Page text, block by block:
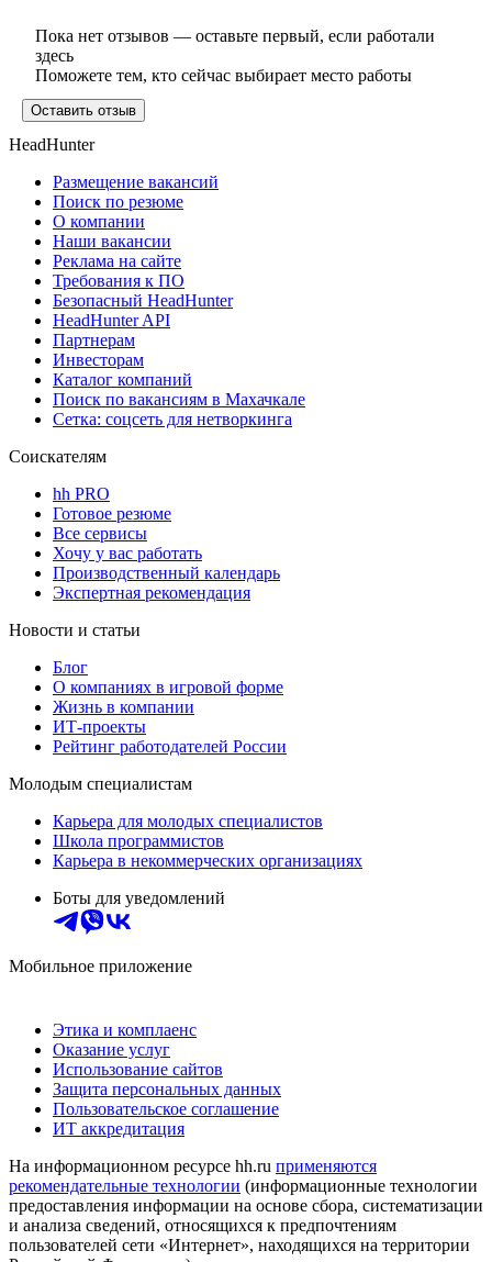
Пока нет отзывов — оставьте первый, если работали
здесь
Поможете тем, кто сейчас выбирает место работы
Оставить отзыв
HeadHunter
Размещение вакансий
Поиск по резюме
О компании
Наши вакансии
Реклама на сайте
Требования к ПО
Безопасный HeadHunter
HeadHunter API
Партнерам
Инвесторам
Каталог компаний
Поиск по вакансиям в Махачкале
Сетка: соцсеть для нетворкинга
Соискателям
hh PRO
Готовое резюме
Все сервисы
Хочу у вас работать
Производственный календарь
Экспертная рекомендация
Новости и статьи
Блог
О компаниях в игровой форме
Жизнь в компании
ИТ-проекты
Рейтинг работодателей России
Молодым специалистам
Карьера для молодых специалистов
Школа программистов
Карьера в некоммерческих организациях
Боты для уведомлений
Мобильное приложение
Этика и комплаенс
Оказание услуг
Использование сайтов
Защита персональных данных
Пользовательское соглашение
ИТ аккредитация
На информационном ресурсе hh.ru применяются
рекомендательные технологии (информационные технологии
предоставления информации на основе сбора, систематизации
и анализа сведений, относящихся к предпочтениям
пользователей сети «Интернет», находящихся на территории